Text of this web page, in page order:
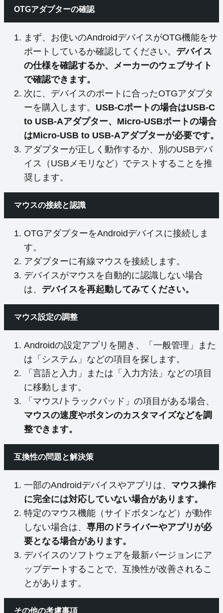
OTGアダプターの確認
まず、お使いのAndroidデバイスがOTG機能をサ
ポートしているか確認してください。 デバイス
の仕様を確認するか、メーカーのウェブサイト
で確認できます。
次に、デバイスのポートに合ったOTGアダプタ
ーを購入します。 USB-Cポートの場合はUSB-C
to USB-Aアダプター、Micro-USBポートの場合
はMicro-USB to USB-Aアダプターが必要です。
アダプターが正しく動作するか、別のUSBデバ
イス（USBメモリなど）でテストすることを推
奨します。
マウスの接続と認識
OTGアダプターをAndroidデバイスに接続しま
す。
アダプターに有線マウスを接続します。
デバイスがマウスを自動的に認識しない場合
は、 デバイスを再起動してみてください。
マウス設定の調整
Androidの設定アプリを開き、「一般管理」また
は「システム」などの項目を探します。
「言語と入力」または「入力方法」などの項目
に移動します。
「マウス/トラックパッド」の項目がある場合、
マウスの速度やボタンのカスタマイズなどを調
整できます。
互換性の問題と解決策
一部のAndroidデバイスやアプリは、 マウス操作
に完全には対応していない場合があります。
特定のマウス機能（サイドボタンなど）が動作
しない場合は、 専用のドライバーやアプリが必
要となる場合があります。
デバイスのソフトウェアを最新バージョンにア
ップデートすることで、互換性が改善されるこ
とがあります。
その他の考慮事項